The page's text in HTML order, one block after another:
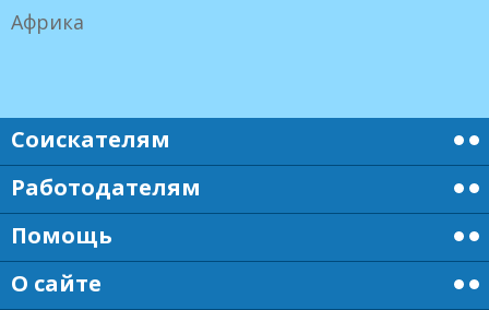
Африка
Соискателям
Работодателям
Помощь
О сайте